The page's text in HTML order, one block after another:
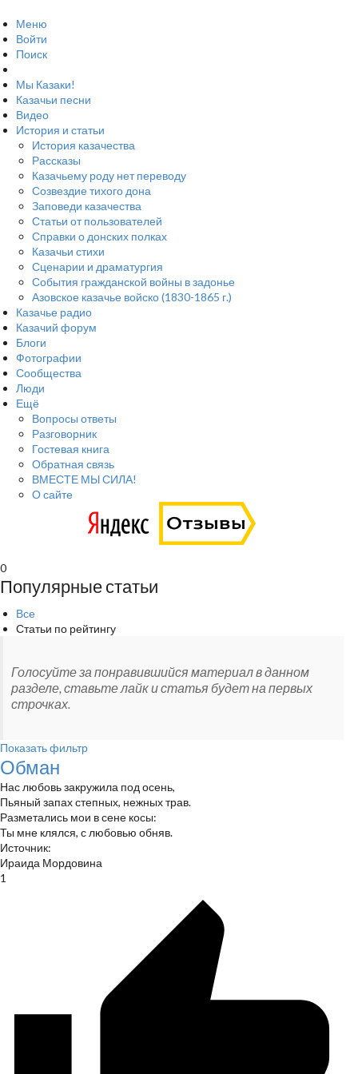
Меню
Войти
Поиск
Мы Казаки!
Казачьи песни
Видео
История и статьи
История казачества
Рассказы
Казачьему роду нет переводу
Созвездие тихого дона
Заповеди казачества
Статьи от пользователей
Справки о донских полках
Казачьи стихи
Сценарии и драматургия
События гражданской войны в задонье
Азовское казачье войско (1830-1865 г.)
Казачье радио
Казачий форум
Блоги
Фотографии
Сообщества
Люди
Ещё
Вопросы ответы
Разговорник
Гостевая книга
Обратная связь
ВМЕСТЕ МЫ СИЛА!
О сайте
0
Популярные статьи
Все
Статьи по рейтингу
Голосуйте за понравившийся материал в данном
разделе, ставьте лайк и статья будет на первых
строчках.
Показать фильтр
Обман
Нас любовь закружила под осень,
Пьяный запах степных, нежных трав.
Разметались мои в сене косы:
Ты мне клялся, с любовью обняв.
Источник:
Ираида Мордовина
1